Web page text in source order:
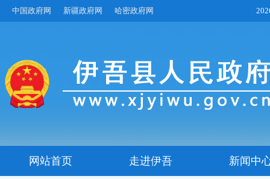
中国政府网 新疆政府网 哈密政府网
网站首页 走进伊吾 新闻中